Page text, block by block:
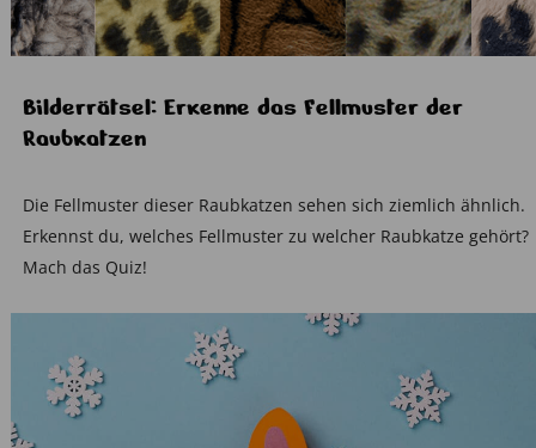
Bilderrätsel: Erkenne das Fellmuster der
Raubkatzen
Die Fellmuster dieser Raubkatzen sehen sich ziemlich ähnlich.
Erkennst du, welches Fellmuster zu welcher Raubkatze gehört?
Mach das Quiz!